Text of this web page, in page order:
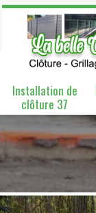
Installation de
clôture 37